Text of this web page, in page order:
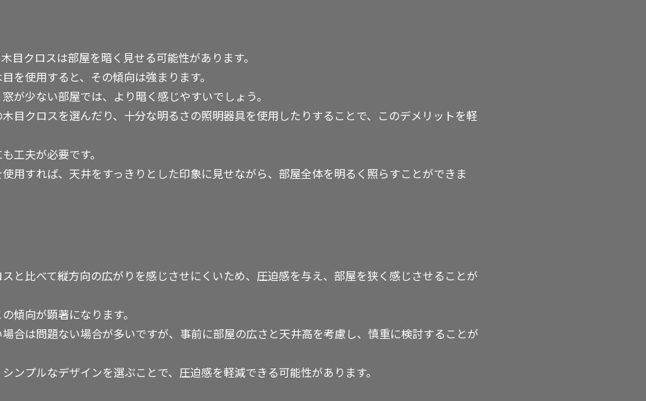
目クロスは部屋を暗く見せる可能性があります。
を使用すると、その傾向は強まります。
が少ない部屋では、より暗く感じやすいでしょう。
目クロスを選んだり、十分な明るさの照明器具を使用したりすることで、このデメリットを軽
工夫が必要です。
用すれば、天井をすっきりとした印象に見せながら、部屋全体を明るく照らすことができま
と比べて縦方向の広がりを感じさせにくいため、圧迫感を与え、部屋を狭く感じさせることが
傾向が顕著になります。
合は問題ない場合が多いですが、事前に部屋の広さと天井高を考慮し、慎重に検討することが
ンプルなデザインを選ぶことで、圧迫感を軽減できる可能性があります。